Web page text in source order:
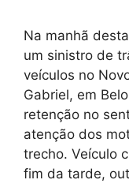
Na manhã
um sinistro de
veículos no
Gabriel, em
retenção no
atenção dos
trecho. Veículo
fim da tarde,